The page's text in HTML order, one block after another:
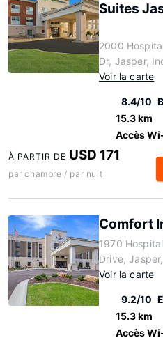
Suites
2000
Dr, Jasper,
Voir la carte
8.4/10
15.3 km
Accès
À PARTIR DE USD 171
par chambre / par nuit
Comfort
1970
Drive,
Voir la carte
9.2/10
15.3 km
Accès